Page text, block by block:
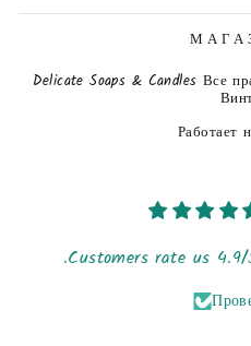
© 2026 Delicate Soaps & Candles
Работает
Customers rate us